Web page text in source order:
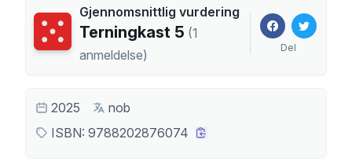
Terningkast
Gjennomsnittlig vurdering
Terningkast 5 (1
anmeldelse) Del
2025
nob
ISBN: 9788202876074